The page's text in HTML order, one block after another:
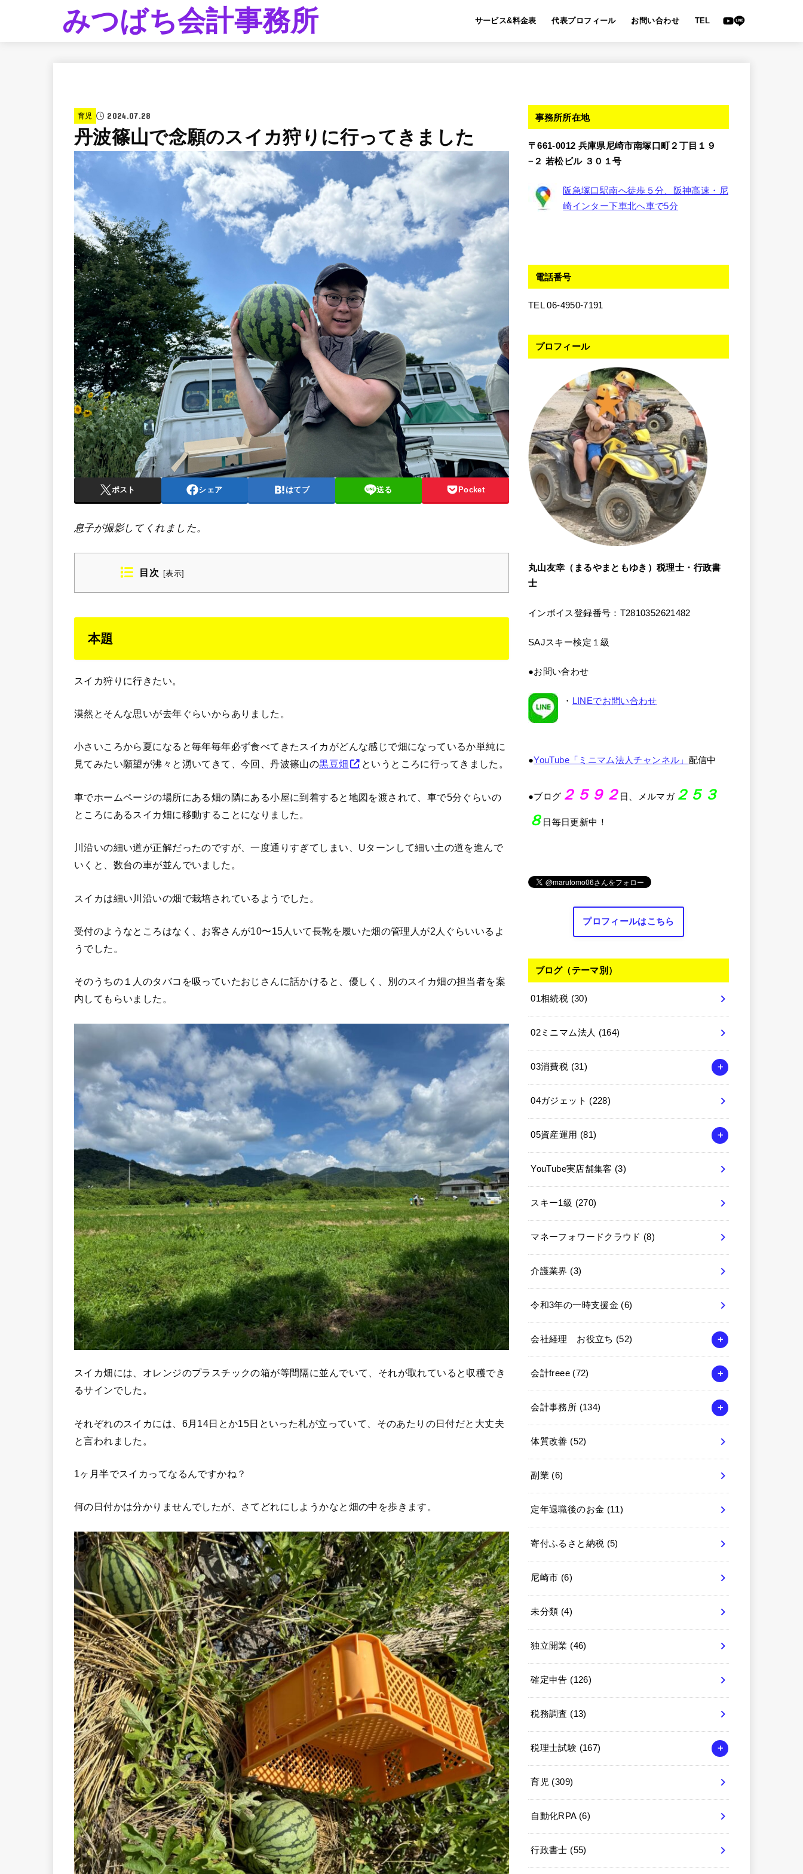
みつばち会計事務所 サービス&料金表 代表プロフィール お問い合わせ TEL
育児 2024.07.28
丹波篠山で念願のスイカ狩りに行ってきました
ポスト シェア はてブ 送る Pocket
息子が撮影してくれました。
目次 [表示]
本題
スイカ狩りに行きたい。
漠然とそんな思いが去年ぐらいからありました。
小さいころから夏になると毎年毎年必ず食べてきたスイカがどんな感じで畑になっているか単純に
見てみたい願望が沸々と湧いてきて、今回、丹波篠山の黒豆畑 というところに行ってきました。
車でホームページの場所にある畑の隣にある小屋に到着すると地図を渡されて、車で5分ぐらいの
ところにあるスイカ畑に移動することになりました。
川沿いの細い道が正解だったのですが、一度通りすぎてしまい、Uターンして細い土の道を進んで
いくと、数台の車が並んでいました。
スイカは細い川沿いの畑で栽培されているようでした。
受付のようなところはなく、お客さんが10〜15人いて長靴を履いた畑の管理人が2人ぐらいいるよ
うでした。
そのうちの１人のタバコを吸っていたおじさんに話かけると、優しく、別のスイカ畑の担当者を案
内してもらいました。
スイカ畑には、オレンジのプラスチックの箱が等間隔に並んでいて、それが取れていると収穫でき
るサインでした。
それぞれのスイカには、6月14日とか15日といった札が立っていて、そのあたりの日付だと大丈夫
と言われました。
1ヶ月半でスイカってなるんですかね？
何の日付かは分かりませんでしたが、さてどれにしようかなと畑の中を歩きます。
事務所所在地
〒661-0012 兵庫県尼崎市南塚口町２丁目１９
−２ 若松ビル ３０１号
阪急塚口駅南へ徒歩５分、阪神高速・尼
崎インター下車北へ車で5分
電話番号
TEL 06-4950-7191
プロフィール
丸山友幸（まるやまともゆき）税理士・行政書
士
インボイス登録番号：T2810352621482
SAJスキー検定１級
●お問い合わせ
・ LINEでお問い合わせ
●YouTube「ミニマム法人チャンネル」 配信中
●ブログ ２５９２ 日、メルマガ２５３
８ 日毎日更新中！
プロフィールはこちら
ブログ（テーマ別）
01相続税 (30)
02ミニマム法人 (164)
03消費税 (31)
04ガジェット (228)
05資産運用 (81)
YouTube実店舗集客 (3)
スキー1級 (270)
マネーフォワードクラウド (8)
介護業界 (3)
令和3年の一時支援金 (6)
会社経理 お役立ち (52)
会計freee (72)
会計事務所 (134)
体質改善 (52)
副業 (6)
定年退職後のお金 (11)
寄付ふるさと納税 (5)
尼崎市 (6)
未分類 (4)
独立開業 (46)
確定申告 (126)
税務調査 (13)
税理士試験 (167)
育児 (309)
自動化RPA (6)
行政書士 (55)